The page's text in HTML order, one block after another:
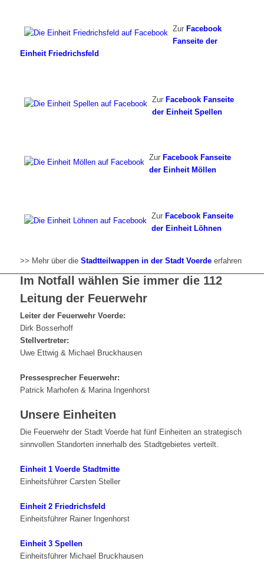
Zur Facebook
Fanseite der
Einheit Friedrichsfeld
Zur Facebook Fanseite
der Einheit Spellen
Zur Facebook Fanseite
der Einheit Möllen
Zur Facebook Fanseite
der Einheit Löhnen
>> Mehr über die Stadtteilwappen in der Stadt Voerdeerfahren
Im Notfall wählen Sie immer die 112
Leitung der Feuerwehr
Leiter der Feuerwehr Voerde:
Dirk Bosserhoff
Stellvertreter:
Uwe Ettwig & Michael Bruckhausen
Pressesprecher Feuerwehr:
Patrick Marhofen & Marina Ingenhorst
Unsere Einheiten
Die Feuerwehr der Stadt Voerde hat fünf Einheiten an strategisch
sinnvollen Standorten innerhalb des Stadtgebietes verteilt.
Einheit 1 Voerde Stadtmitte
Einheitsführer Carsten Steller
Einheit 2 Friedrichsfeld
Einheitsführer Rainer Ingenhorst
Einheit 3 Spellen
Einheitsführer Michael Bruckhausen